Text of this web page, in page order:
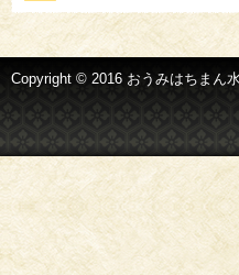
Copyright © 2016 おうみはちまん